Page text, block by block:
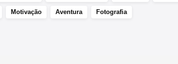
Motivação Aventura Fotografia